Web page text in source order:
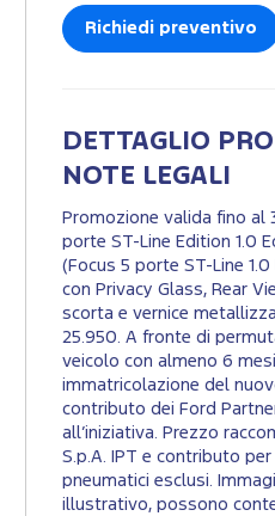
Richiedi preventivo
DETTAGLIO
NOTE LEGALI
Promozione valida fino al
porte ST-Line Edition 1.0
(Focus 5 porte ST-Line
con Privacy Glass, Rear
scorta e vernice
25.950. A fronte di
veicolo con almeno 6
immatricolazione del
contributo dei Ford
all’iniziativa. Prezzo
S.p.A. IPT e contributo
pneumatici esclusi.
illustrativo, possono